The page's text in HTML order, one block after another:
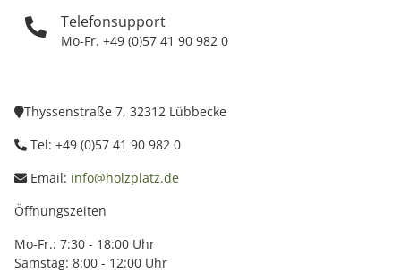
Telefonsupport
Mo-Fr. +49 (0)57 41 90 982 0
Thyssenstraße 7, 32312 Lübbecke
Tel: +49 (0)57 41 90 982 0
Email: info@holzplatz.de
Öffnungszeiten
Mo-Fr.: 7:30 - 18:00 Uhr
Samstag: 8:00 - 12:00 Uhr